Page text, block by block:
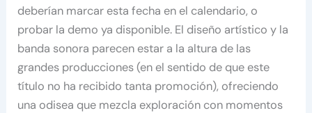
deberían marcar esta fecha en el calendario, o
probar la demo ya disponible. El diseño artístico y la
banda sonora parecen estar a la altura de las
grandes producciones (en el sentido de que este
título no ha recibido tanta promoción), ofreciendo
una odisea que mezcla exploración con momentos